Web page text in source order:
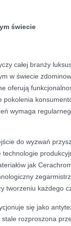
świecie
całej branży
w świecie
oferują
wymaga
do wyzwań
jak
tworzeniu każdego
się jako
rozproszona